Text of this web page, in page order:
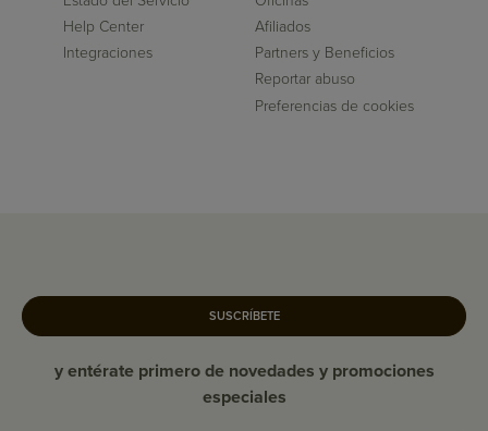
Help Center
Integraciones
Afiliados
Partners y Beneficios
Reportar abuso
Preferencias de cookies
SUSCRÍBETE
y entérate primero de novedades y promociones
especiales